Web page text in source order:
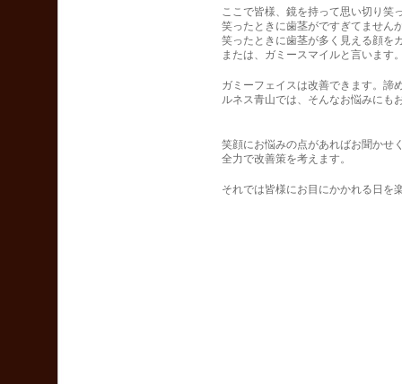
ここで皆様、鏡を持って思い切り笑
笑ったときに歯茎がですぎてません
笑ったときに歯茎が多く見える顔を
または、ガミースマイルと言います
ガミーフェイスは改善できます。諦
ルネス青山では、そんなお悩みにも
笑顔にお悩みの点があればお聞かせ
全力で改善策を考えます。
それでは皆様にお目にかかれる日を